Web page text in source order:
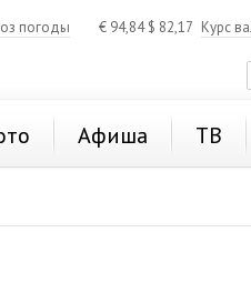
погоды € 94,84$ 82,17 Курс
Афиша ТВ